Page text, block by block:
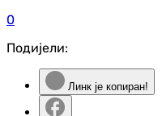
0
Подијели:
Линк је копиран!